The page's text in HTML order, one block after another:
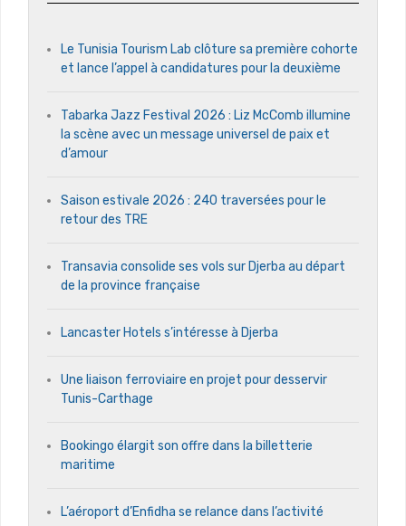
Le Tunisia Tourism Lab clôture sa première cohorte
et lance l’appel à candidatures pour la deuxième
Tabarka Jazz Festival 2026 : Liz McComb illumine
la scène avec un message universel de paix et
d’amour
Saison estivale 2026 : 240 traversées pour le
retour des TRE
Transavia consolide ses vols sur Djerba au départ
de la province française
Lancaster Hotels s’intéresse à Djerba
Une liaison ferroviaire en projet pour desservir
Tunis-Carthage
Bookingo élargit son offre dans la billetterie
maritime
L’aéroport d’Enfidha se relance dans l’activité